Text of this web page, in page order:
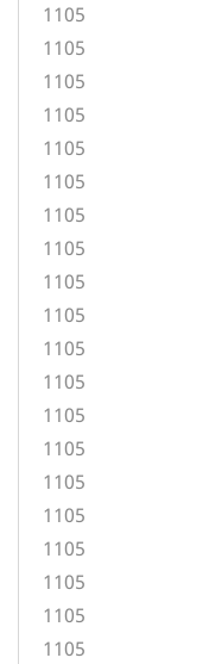
1105
1105
1105
1105
1105
1105
1105
1105
1105
1105
1105
1105
1105
1105
1105
1105
1105
1105
1105
1105